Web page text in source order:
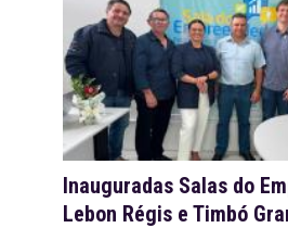
Inauguradas Salas do
Lebon Régis e Timbó